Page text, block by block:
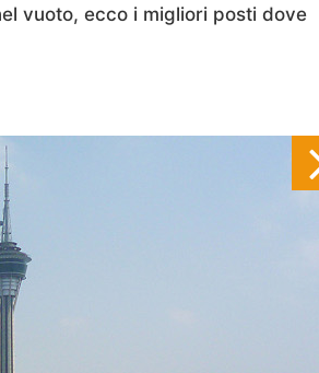
vuoto, ecco i migliori posti dove